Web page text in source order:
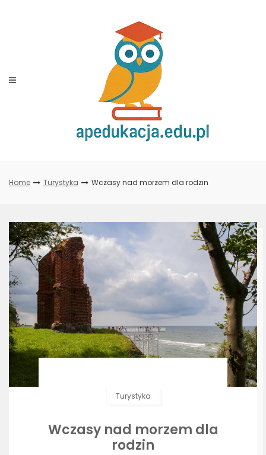
Home Turystyka Wczasy nad morzem dla rodzin
Turystyka
Wczasy nad morzem dla
rodzin